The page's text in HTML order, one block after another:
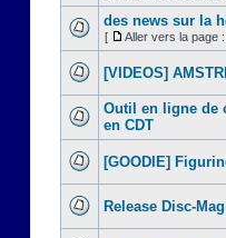
des news sur la
[ Aller vers la page :
[VIDEOS]
Outil en ligne de
en CDT
[GOODIE]
Release Disc-